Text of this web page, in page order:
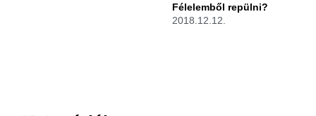
Félelemből repülni?
2018.12.12.